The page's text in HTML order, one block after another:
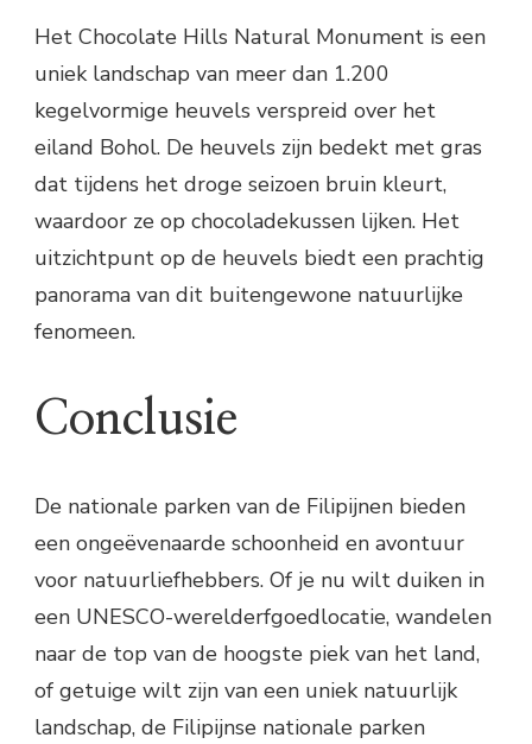
Het Chocolate Hills Natural Monument is een
uniek landschap van meer dan 1.200
kegelvormige heuvels verspreid over het
eiland Bohol. De heuvels zijn bedekt met gras
dat tijdens het droge seizoen bruin kleurt,
waardoor ze op chocoladekussen lijken. Het
uitzichtpunt op de heuvels biedt een prachtig
panorama van dit buitengewone natuurlijke
fenomeen.
Conclusie
De nationale parken van de Filipijnen bieden
een ongeëvenaarde schoonheid en avontuur
voor natuurliefhebbers. Of je nu wilt duiken in
een UNESCO-werelderfgoedlocatie, wandelen
naar de top van de hoogste piek van het land,
of getuige wilt zijn van een uniek natuurlijk
landschap, de Filipijnse nationale parken